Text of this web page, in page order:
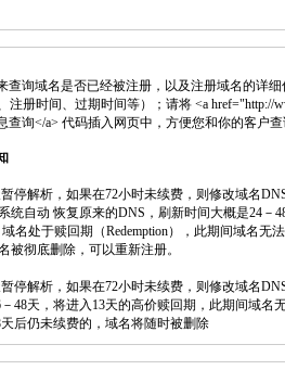
查询域名是否已经被注册，以及注册域名的详
注册时间、过期时间等）；请将 <a href="http://
查询</a> 代码插入网页中，方便您和你的客户
停解析，如果在72小时未续费，则修改域名
统自动 恢复原来的DNS，刷新时间大概是24－
域名处于赎回期（Redemption），此期间域名无
被彻底删除，可以重新注册。
停解析，如果在72小时未续费，则修改域名
48天，将进入13天的高价赎回期，此期间域名
后仍未续费的，域名将随时被删除